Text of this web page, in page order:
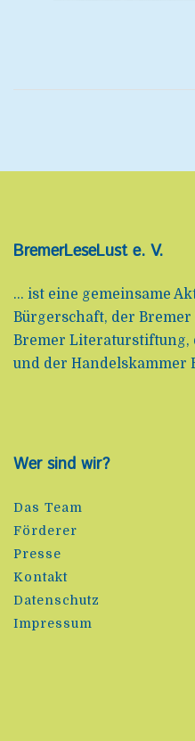
BremerLeseLust e. V.
... ist eine gemeinsame
Bürgerschaft, der
Bremer Literaturstiftung,
und der Handelskammer
Wer sind wir?
Das Team
Förderer
Presse
Kontakt
Datenschutz
Impressum